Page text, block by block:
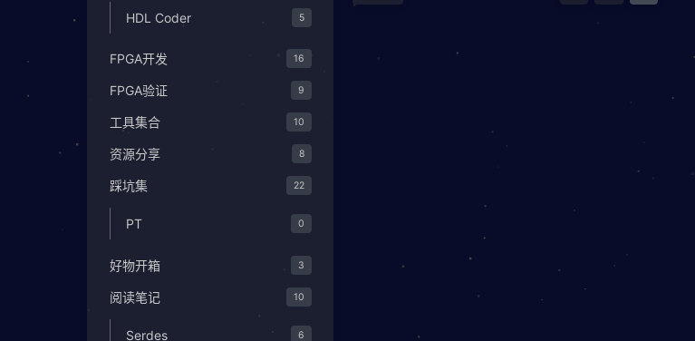
HDL Coder 5
FPGA开发 16
FPGA验证 9
工具集合 10
资源分享 8
踩坑集 22
PT 0
好物开箱 3
阅读笔记 10
Serdes 6